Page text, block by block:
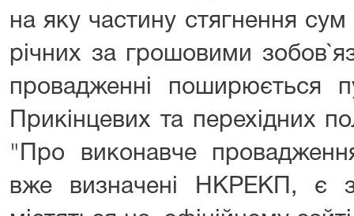
на яку частину стягнення сум
річних за грошовими
провадженні поширюється
Прикінцевих та перехідних
"Про виконавче
вже визначені НКРЕКП, є